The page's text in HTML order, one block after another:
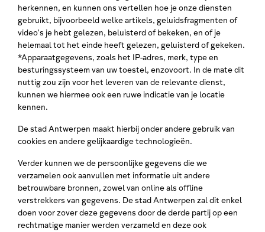
herkennen, en kunnen ons vertellen hoe je onze diensten
gebruikt, bijvoorbeeld welke artikels, geluidsfragmenten of
video’s je hebt gelezen, beluisterd of bekeken, en of je
helemaal tot het einde heeft gelezen, geluisterd of gekeken.
*Apparaatgegevens, zoals het IP-adres, merk, type en
besturingssysteem van uw toestel, enzovoort. In de mate dit
nuttig zou zijn voor het leveren van de relevante dienst,
kunnen we hiermee ook een ruwe indicatie van je locatie
kennen.
De stad Antwerpen maakt hierbij onder andere gebruik van
cookies en andere gelijkaardige technologieën.
Verder kunnen we de persoonlijke gegevens die we
verzamelen ook aanvullen met informatie uit andere
betrouwbare bronnen, zowel van online als offline
verstrekkers van gegevens. De stad Antwerpen zal dit enkel
doen voor zover deze gegevens door de derde partij op een
rechtmatige manier werden verzameld en deze ook